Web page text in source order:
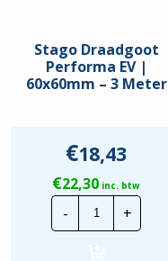
Stago Draadgoot
Performa EV |
60x60mm – 3 Meter
€18,43
€22,30 inc. btw
-
Stago
Draadgoot
Performa
+